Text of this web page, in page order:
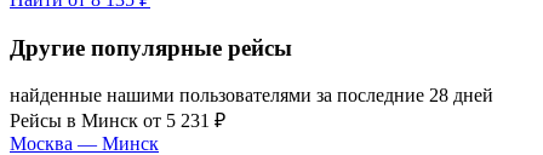
Другие популярные рейсы
найденные нашими пользователями за последние 28 дней
Рейсы в Минск от 5 231 ₽
Москва — Минск